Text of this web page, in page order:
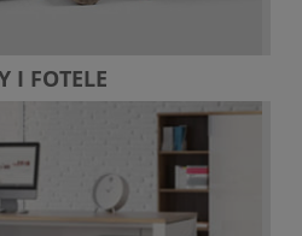
I FOTELE